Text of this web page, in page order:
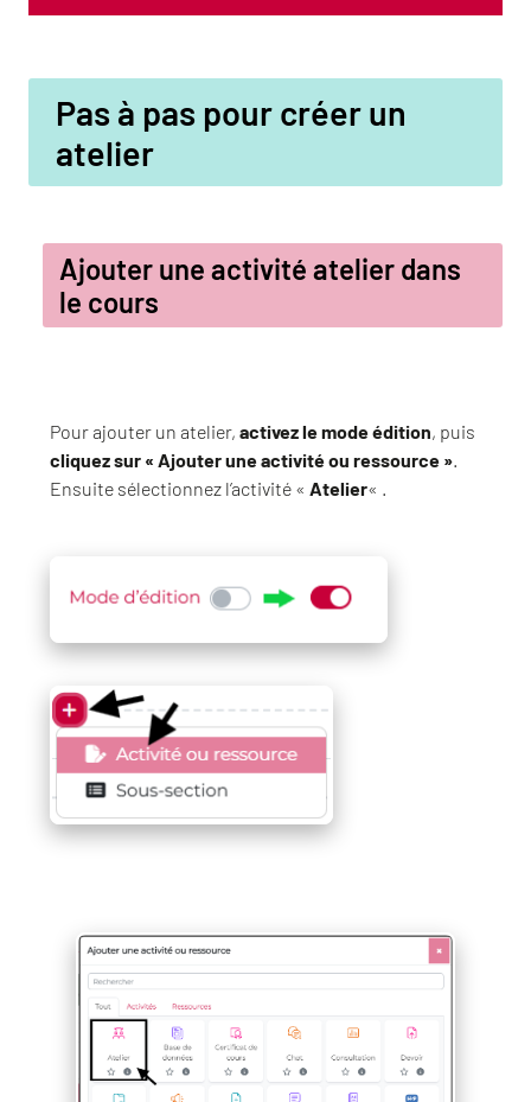
Pas à pas pour créer un
atelier
Ajouter une activité atelier dans
le cours
Pour ajouter un atelier, activez le mode édition, puis
cliquez sur « Ajouter une activité ou ressource »
Ensuite sélectionnez l’activité « Atelier« .